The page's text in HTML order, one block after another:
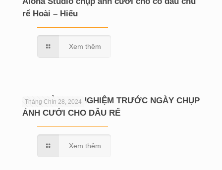
rể Hoài – Hiếu
Xem thêm
Tháng Chín 28, 2024
CHIA SẺ KINH NGHIỆM TRƯỚC NGÀY CHỤP
ẢNH CƯỚI CHO DÂU RỂ
Xem thêm